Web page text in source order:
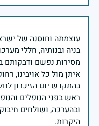
עוצמתה וחוסנה של
בניה ובנותיה, חללי
מסירות נפשם ודבקותם
בהתקדש יום הזיכרון
ראש בפני הנופלים
ובהערכה, ושולחים